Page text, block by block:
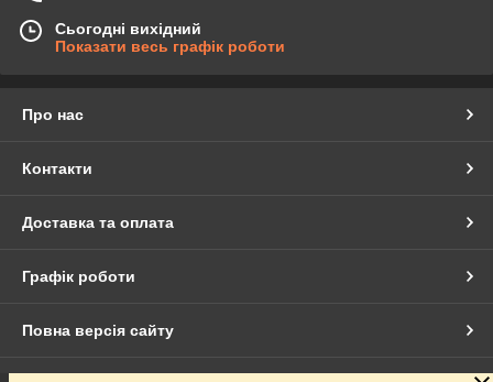
Сьогодні вихідний
Показати весь графік роботи
Про нас
Контакти
Доставка та оплата
Графік роботи
Повна версія сайту